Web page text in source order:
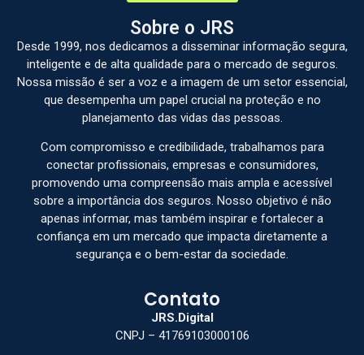
Sobre o JRS
Desde 1999, nos dedicamos a disseminar informação segura,
inteligente e de alta qualidade para o mercado de seguros.
Nossa missão é ser a voz e a imagem de um setor essencial,
que desempenha um papel crucial na proteção e no
planejamento das vidas das pessoas.
Com compromisso e credibilidade, trabalhamos para
conectar profissionais, empresas e consumidores,
promovendo uma compreensão mais ampla e acessível
sobre a importância dos seguros. Nosso objetivo é não
apenas informar, mas também inspirar e fortalecer a
confiança em um mercado que impacta diretamente a
segurança e o bem-estar da sociedade.
Contato
JRS.Digital
CNPJ – 41769103000106